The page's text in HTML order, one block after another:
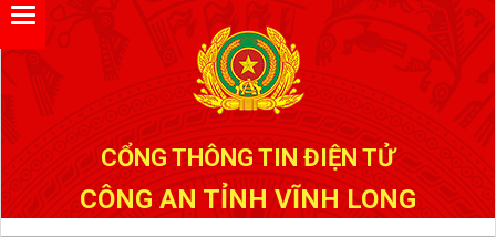
CỔNG THÔNG TIN ĐIỆN TỬ
CÔNG AN TỈNH VĨNH LONG